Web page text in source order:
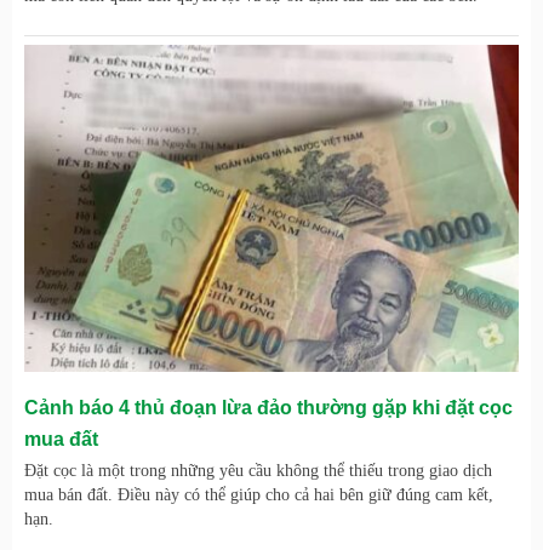
Cảnh báo 4 thủ đoạn lừa đảo thường gặp khi đặt cọc
mua đất
Đặt cọc là một trong những yêu cầu không thể thiếu trong giao dịch
mua bán đất. Điều này có thể giúp cho cả hai bên giữ đúng cam kết,
hạn.